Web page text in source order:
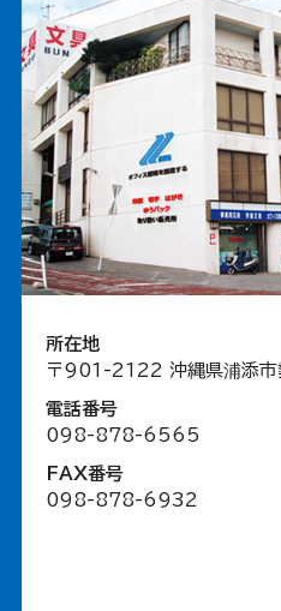
ください。
株式会社善林堂
〒901-2122
沖縄県浦添市勢理客1-1-6
TEL：098-878-6565
FAX：098-878-6932
E-mail：info@zenrindo.com
所在地
〒901-2122 沖縄県浦添
電話番号
098-878-6565
FAX番号
098-878-6932